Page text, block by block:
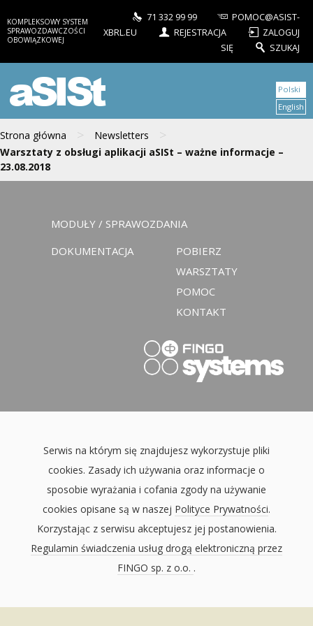
KOMPLEKSOWY SYSTEM
SPRAWOZDAWCZOŚCI
OBOWIĄZKOWEJ
71 332 99 99
POMOC@ASIST-
XBRL.EU
REJESTRACJA
ZALOGUJ
SIĘ
SZUKAJ
aSISt
Strona główna > Newsletters >
Warsztaty z obsługi aplikacji aSISt – ważne informacje –
23.08.2018
Polski
English
MODUŁY / SPRAWOZDANIA
DOKUMENTACJA
POBIERZ
WARSZTATY
POMOC
KONTAKT
Serwis na którym się znajdujesz wykorzystuje pliki
cookies. Zasady ich używania oraz informacje o
sposobie wyrażania i cofania zgody na używanie
cookies opisane są w naszej Polityce Prywatności.
Korzystając z serwisu akceptujesz jej postanowienia.
Regulamin świadczenia usług drogą elektroniczną przez
FINGO sp. z o.o. .